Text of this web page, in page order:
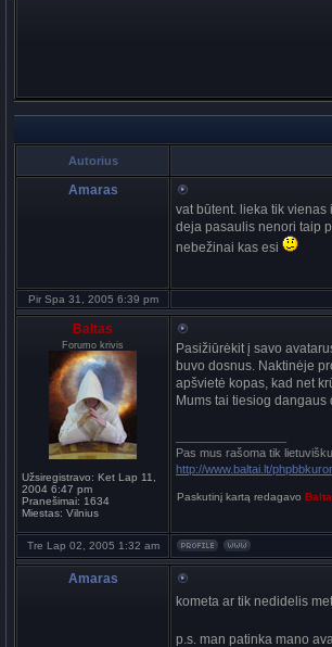
Autorius
Amaras
vat būtent. lieka tik
deja pasaulis nenori taip
nebežinai kas esi
Pir Spa 31, 2005 6:39 pm
Baltas
Forumo krivis
Užsiregistravo: Ket Lap 11,
2004 6:47 pm
Pranešimai: 1634
Miestas: Vilnius
Pasižiūrėkit į savo
buvo dosnus. Naktinėje
apšvietė kopas, kad net
Mums tai tiesiog
Pas mus rašoma tik
http://www.baltai.lt/
Paskutinį kartą redagavo
Tre Lap 02, 2005 1:32 am
Amaras
kometa ar tik nedidelis
p.s. man patinka mano